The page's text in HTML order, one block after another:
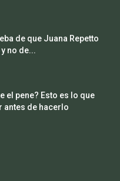
de que Juana Repetto
no de...
el pene? Esto es lo que
antes de hacerlo